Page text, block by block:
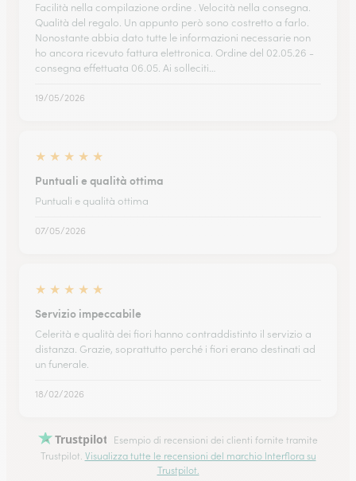
Facilità nella compilazione ordine . Velocità nella consegna.
Qualità del regalo. Un appunto però sono costretto a farlo.
Nonostante abbia dato tutte le informazioni necessarie non
ho ancora ricevuto fattura elettronica. Ordine del 02.05.26 -
consegna effettuata 06.05. Ai solleciti…
19/05/2026
★ ★ ★ ★ ★
Puntuali e qualità ottima
Puntuali e qualità ottima
07/05/2026
★ ★ ★ ★ ★
Servizio impeccabile
Celerità e qualità dei fiori hanno contraddistinto il servizio a
distanza. Grazie, soprattutto perché i fiori erano destinati ad
un funerale.
18/02/2026
Trustpilot
Esempio di recensioni dei clienti fornite tramite
Trustpilot. Visualizza tutte le recensioni del marchio Interflora su
Trustpilot.